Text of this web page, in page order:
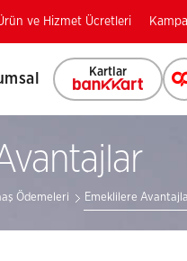
ve Hizmet Ücretleri
Kartlar
Ödemeleri Emeklilere